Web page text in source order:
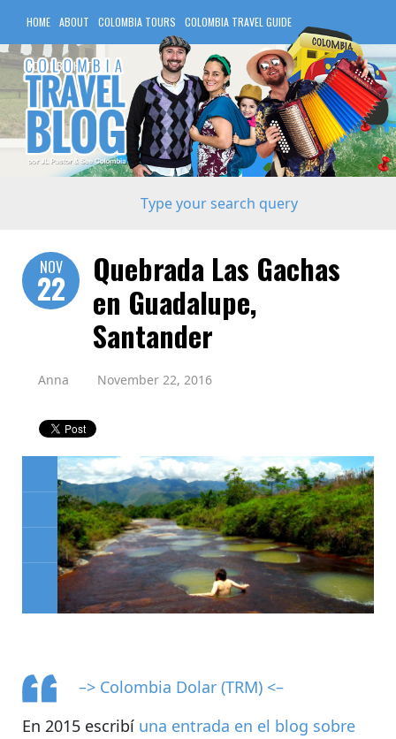
HOME ABOUT COLOMBIA TOURS COLOMBIA TRAVEL GUIDE
COLOMBIA HOTELS
NOV
22
Quebrada Las Gachas
en Guadalupe,
Santander
Anna November 22, 2016
–> Colombia Dolar (TRM) <–
En 2015 escribí una entrada en el blog sobre